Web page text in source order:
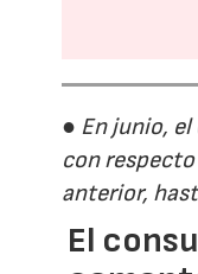
● En junio,
con
anterior,
El